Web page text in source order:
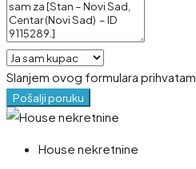
Slanjem ovog formulara prihvatam
Pošalji poruku
House nekretnine